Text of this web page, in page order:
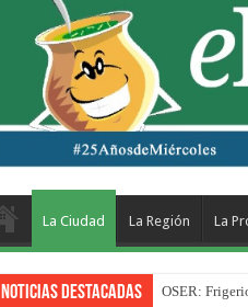
La Ciudad La Región La
Noticias Destacadas OSER:
Por primera